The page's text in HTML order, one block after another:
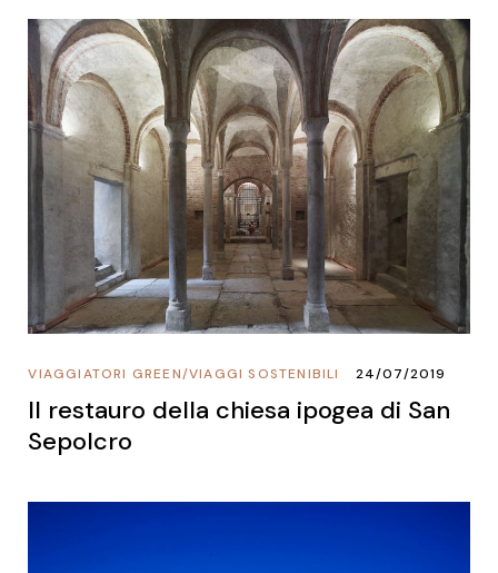
VIAGGI SOSTENIBILI
/
VIAGGIATORI GREEN 24/07/2019
Il restauro della chiesa ipogea di San
Sepolcro